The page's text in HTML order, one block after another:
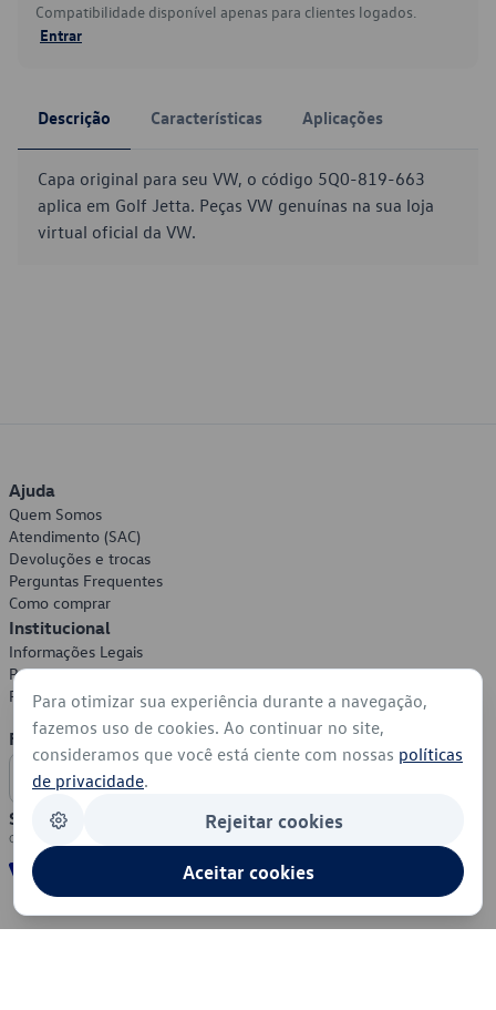
Compatibilidade disponível apenas para clientes logados.
Entrar
Descrição Características Aplicações
Capa original para seu VW, o código 5Q0-819-663
aplica em Golf Jetta. Peças VW genuínas na sua loja
virtual oficial da VW.
Ajuda
Quem Somos
Atendimento (SAC)
Devoluções e trocas
Perguntas Frequentes
Como comprar
Institucional
Informações Legais
Política de Privacidade
Política de Cookies
Formas de Pagamento
Segurança
Para otimizar sua experiência durante a navegação,
fazemos uso de cookies. Ao continuar no site,
consideramos que você está ciente com nossas políticas
de privacidade.
Rejeitar cookies
Aceitar cookies